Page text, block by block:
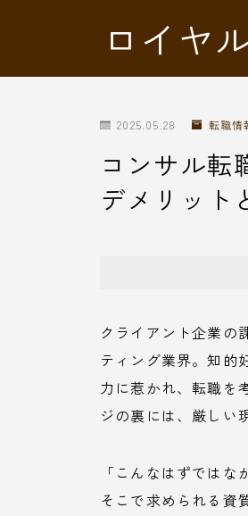
ロイヤ
2025.05.28 転職情
コンサル転
デメリット
クライアント企業の
ティング業界。知的
力に惹かれ、転職を
ジの裏には、厳しい
「こんなはずでは
そこで求められる資